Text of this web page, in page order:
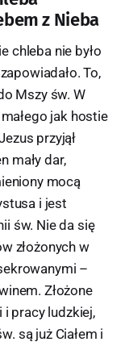
z Nieba
chleba nie było
To,
Mszy św. W
jak hostie
przyjął
mały dar,
mocą
i jest
św. Nie da się
złożonych w
–
Złożone
i pracy ludzkiej,
są już Ciałem i